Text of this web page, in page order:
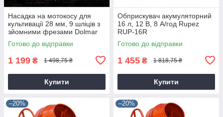
Насадка на мотокосу для
культивації 28 мм, 9 шліців з
зйомними фрезами Dolmar
9T28
Готово до відправки
1 199 ₴ 1 498,75 ₴
Купити
Обприскувач акумуляторний
16 л, 12 В, 8 А/год Rupez
RUP-16R
Готово до відправки
1 455 ₴ 1 818,75 ₴
Купити
–20% –20%